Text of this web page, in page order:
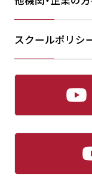
スクールポリシ